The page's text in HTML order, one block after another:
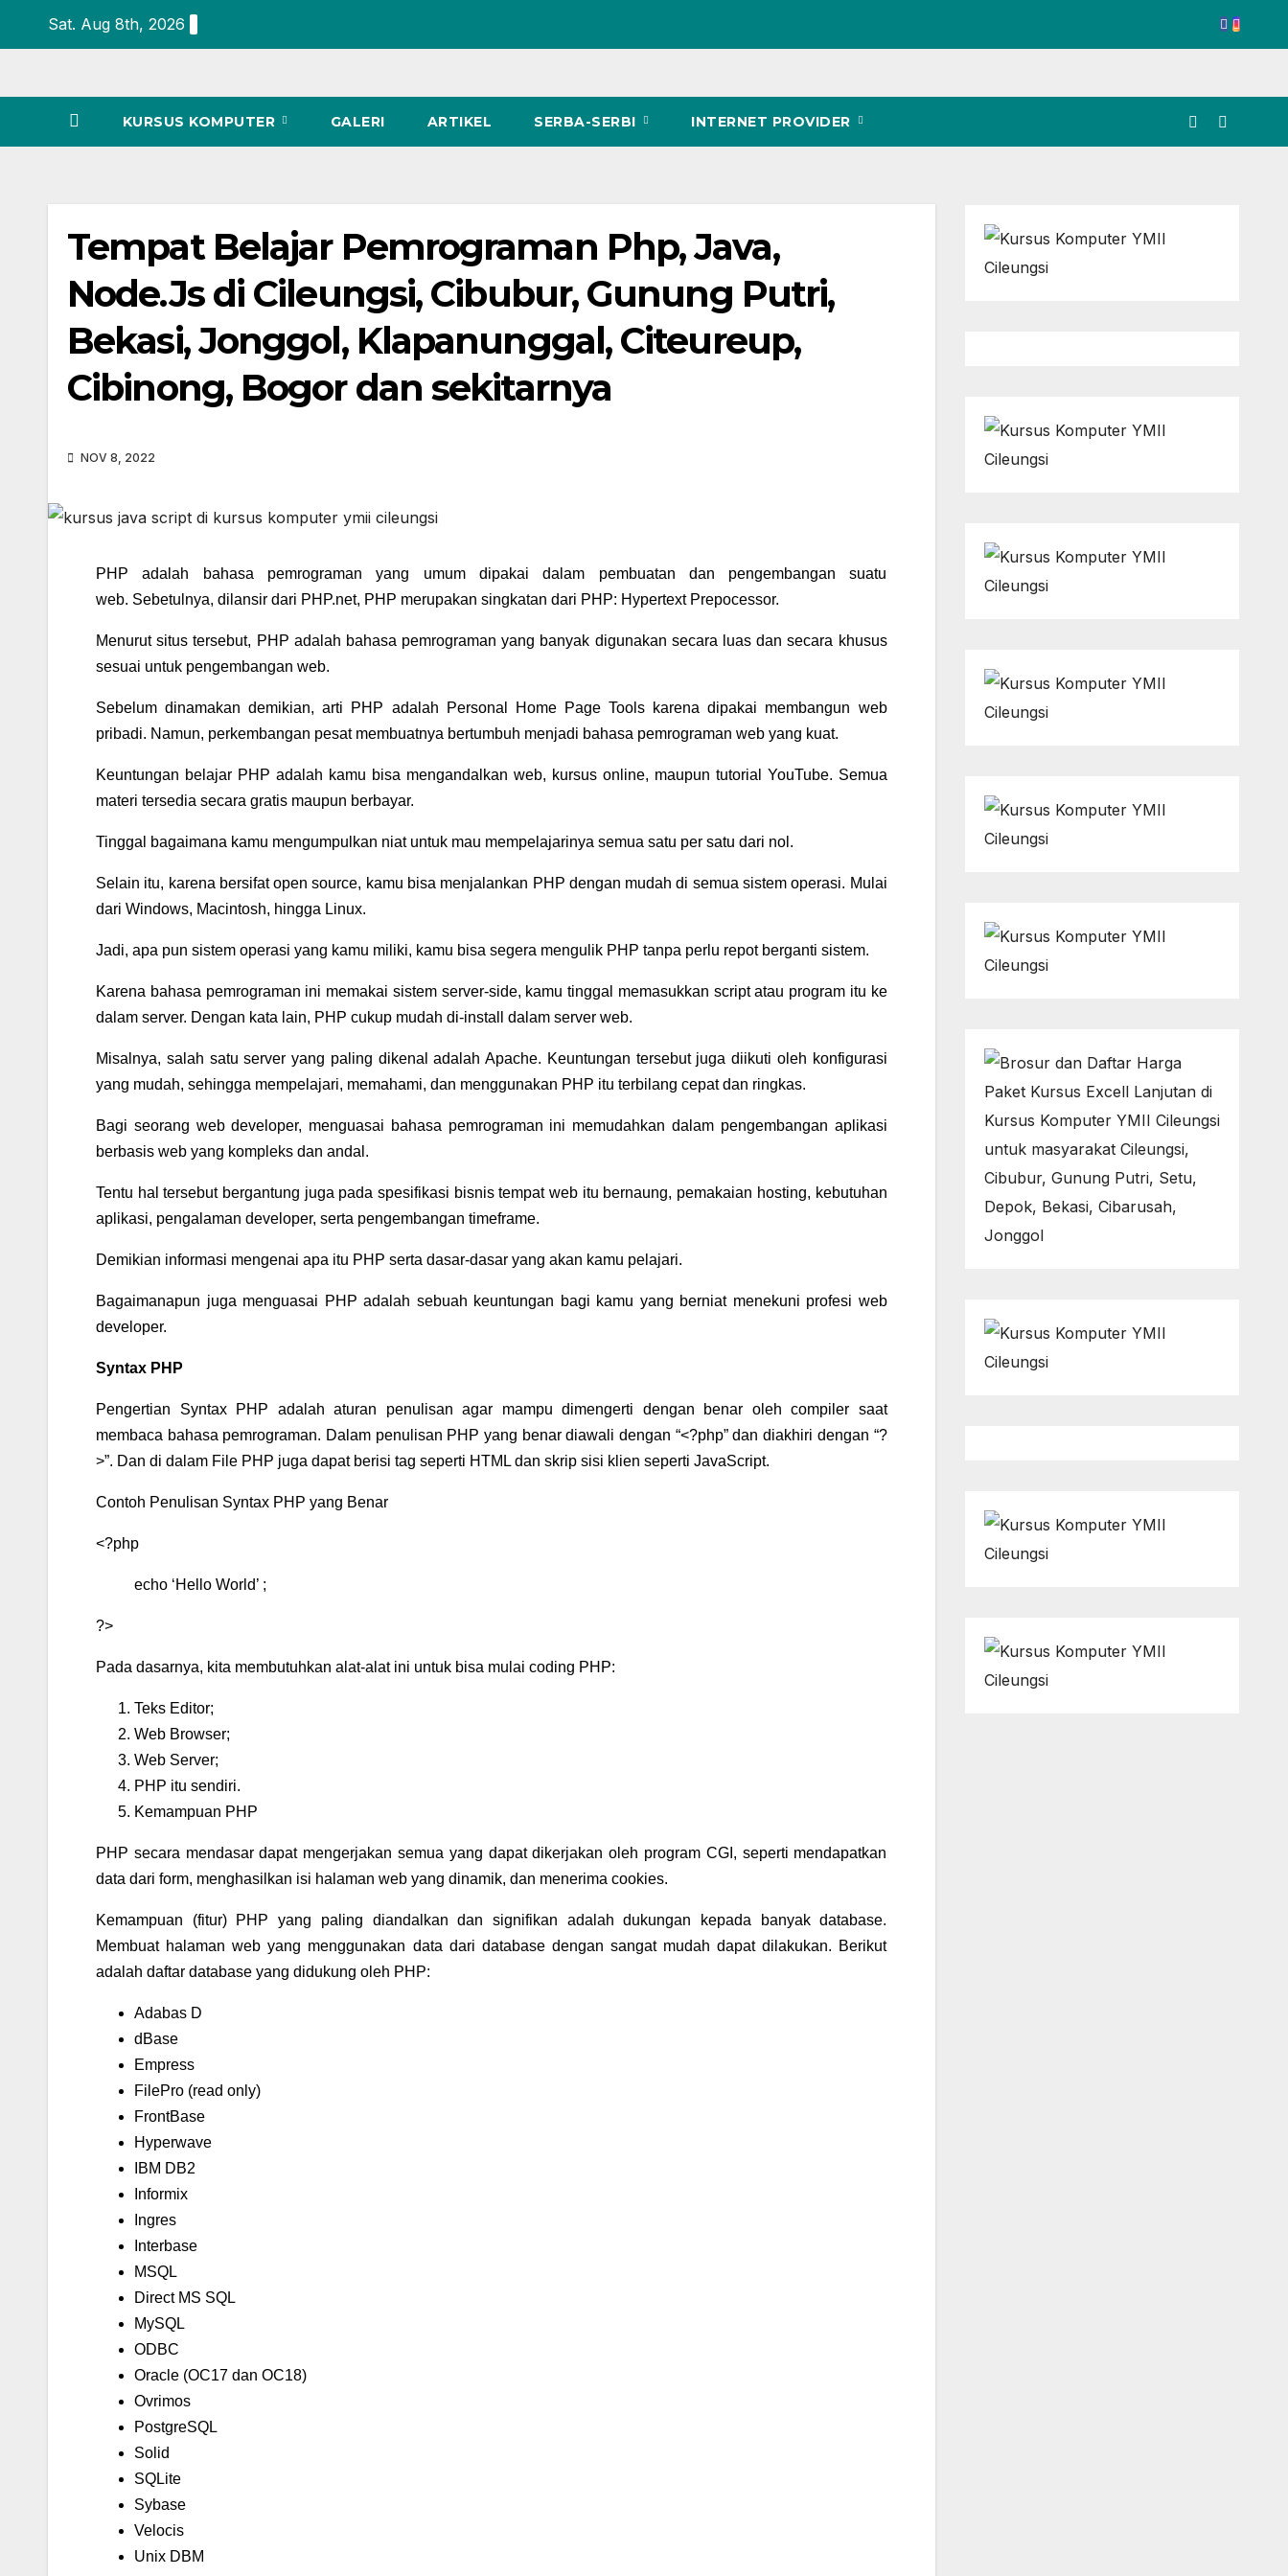
Sat. Aug 8th, 2026
KURSUS KOMPUTER GALERI ARTIKEL SERBA-SERBI INTERNET PROVIDER
Tempat Belajar Pemrograman Php, Java,
Node.Js di Cileungsi, Cibubur, Gunung Putri,
Bekasi, Jonggol, Klapanunggal, Citeureup,
Cibinong, Bogor dan sekitarnya
NOV 8, 2022
PHP adalah bahasa pemrograman yang umum dipakai dalam pembuatan dan pengembangan suatu
web. Sebetulnya, dilansir dari PHP.net, PHP merupakan singkatan dari PHP: Hypertext Prepocessor.
Menurut situs tersebut, PHP adalah bahasa pemrograman yang banyak digunakan secara luas dansecara khusus
sesuai untuk pengembangan web.
Sebelum dinamakan demikian, arti PHP adalah Personal Home Page Tools karena dipakai membangun web
pribadi. Namun, perkembangan pesat membuatnya bertumbuh menjadi bahasa pemrograman web yang kuat.
Keuntungan belajar PHP adalah kamu bisa mengandalkan web, kursus online, maupun tutorial YouTube. Semua
materi tersedia secara gratis maupun berbayar.
Tinggal bagaimana kamu mengumpulkan niat untuk mau mempelajarinya semua satu per satu dari nol.
Selain itu, karena bersifat open source, kamu bisa menjalankan PHP dengan mudah di semua sistem operasi. Mulai
dari Windows, Macintosh, hingga Linux.
Jadi, apa pun sistem operasi yang kamu miliki, kamu bisa segera mengulik PHP tanpa perlu repot berganti sistem.
Karena bahasa pemrograman ini memakai sistem server-side, kamu tinggal memasukkan scriptatau program itu ke
dalam server. Dengan kata lain, PHP cukup mudah di-install dalam server web.
Misalnya, salah satu server yang paling dikenal adalah Apache. Keuntungan tersebut juga diikuti oleh konfigurasi
yang mudah, sehingga mempelajari, memahami, dan menggunakan PHP itu terbilang cepat dan ringkas.
Bagi seorang web developer, menguasai bahasa pemrograman ini memudahkan dalam pengembangan aplikasi
berbasis web yang kompleks dan andal.
Tentu hal tersebut bergantung juga pada spesifikasi bisnis tempat web itu bernaung, pemakaian hosting, kebutuhan
aplikasi, pengalaman developer, serta pengembangan timeframe.
Demikian informasi mengenai apa itu PHP serta dasar-dasar yang akan kamu pelajari.
Bagaimanapun juga menguasai PHP adalah sebuah keuntungan bagi kamu yang berniat menekuni profesi web
developer.
Syntax PHP
Pengertian Syntax PHP adalah aturan penulisan agar mampu dimengerti dengan benar oleh compiler saat
membaca bahasa pemrograman. Dalam penulisan PHP yang benar diawali dengan “<?php” dan diakhiri dengan “?
>”. Dan di dalam File PHP juga dapat berisi tag seperti HTML dan skrip sisi klien seperti JavaScript.
Contoh Penulisan Syntax PHP yang Benar
<?php
echo ‘Hello World’ ;
?>
Pada dasarnya, kita membutuhkan alat-alat ini untuk bisa mulai coding PHP:
Teks Editor;
Web Browser;
Web Server;
PHP itu sendiri.
Kemampuan PHP
PHP secara mendasar dapat mengerjakan semua yang dapat dikerjakan oleh program CGI, seperti mendapatkan
data dari form, menghasilkan isi halaman web yang dinamik, dan menerima cookies.
Kemampuan (fitur) PHP yang paling diandalkan dan signifikan adalah dukungan kepada banyak database.
Membuat halaman web yang menggunakan data dari database dengan sangat mudah dapat dilakukan. Berikut
adalah daftar database yang didukung oleh PHP:
Adabas D
dBase
Empress
FilePro (read only)
FrontBase
Hyperwave
IBM DB2
Informix
Ingres
Interbase
MSQL
Direct MS SQL
MySQL
ODBC
Oracle (OC17 dan OC18)
Ovrimos
PostgreSQL
Solid
SQLite
Sybase
Velocis
Unix DBM